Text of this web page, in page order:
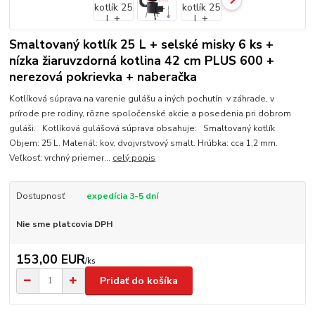
Smaltovaný kotlík 25 L + selské misky 6 ks +
nízka žiaruvzdorná kotlina 42 cm PLUS 600 +
nerezová pokrievka + naberačka
Kotlíková súprava na varenie gulášu a iných pochutín v záhrade, v
prírode pre rodiny, rôzne spoločenské akcie a posedenia pri dobrom
guláši. Kotlíková gulášová súprava obsahuje: Smaltovaný kotlík
Objem: 25 L. Materiál: kov, dvojvrstvový smalt. Hrúbka: cca 1,2 mm.
Veľkosť: vrchný priemer... celý popis
Dostupnosť expedícia 3-5 dní
Nie sme platcovia DPH
153,00 EUR/ks
Pridať do košíka